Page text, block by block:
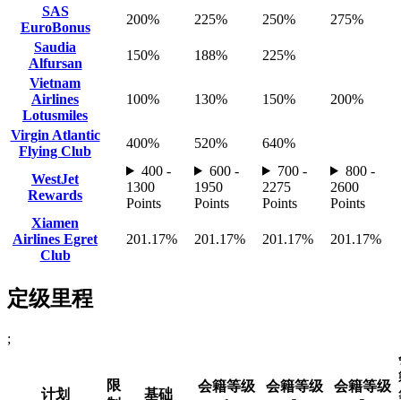
SAS
EuroBonus
200% 225% 250%
275%
Saudia
Alfursan
150% 188%
225%
Vietnam
Airlines
Lotusmiles
100% 130% 150% 200%
Virgin Atlantic
Flying Club
400% 520% 640%
WestJet
Rewards
400 -
1300
Points
600 -
1950
Points
700 -
2275
Points
800 -
2600
Points
Xiamen
Airlines Egret
Club
201.17% 201.17% 201.17% 201.17%
定级里程
;
计划
限
基础
会籍等级
会籍等级
会籍等级